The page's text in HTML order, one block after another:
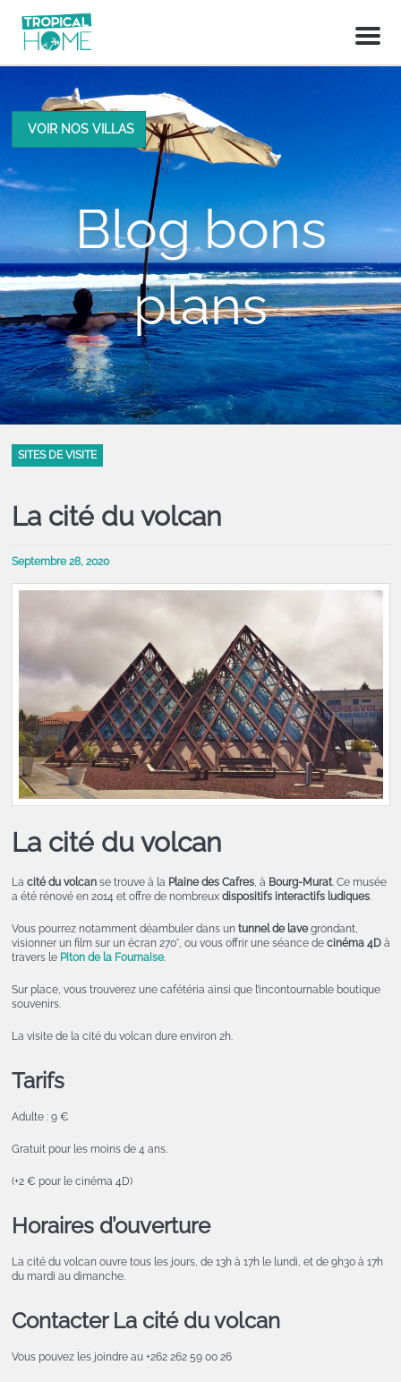
M
n
VOIR NOS VILLAS
Blog bons
plans
SITES DE VISITE
La cité du volcan
Septembre 28, 2020
La cité du volcan
La cité du volcanse trouve à la Plaine des Cafres, à Bourg-Murat. Ce musée
a été rénové en 2014 et offre de nombreux dispositifs interactifs ludiques.
Vous pourrez notamment déambuler dans un tunnel de lavegrondant,
visionner un film sur un écran 270°, ou vous offrir une séance de cinéma 4Dà
travers le Piton de la Fournaise.
Sur place, vous trouverez une cafétéria ainsi que l’incontournable boutique
souvenirs.
La visite de la cité du volcan dure environ 2h.
Tarifs
Adulte : 9 €
Gratuit pour les moins de 4 ans.
(+2 € pour le cinéma 4D)
Horaires d’ouverture
La cité du volcan ouvre tous les jours, de 13h à 17h le lundi, et de 9h30 à 17h
du mardi au dimanche.
Contacter La cité du volcan
Vous pouvez les joindre au +262 262 59 00 26